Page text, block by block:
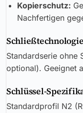
Kopierschutz:
Nachfertigen
Standardserie ohne
optional). Geeignet
Schlüssel-
Standardprofil N2